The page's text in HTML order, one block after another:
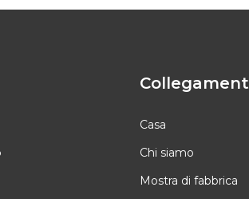
Casa
Chi siamo
Mostra di fabbrica